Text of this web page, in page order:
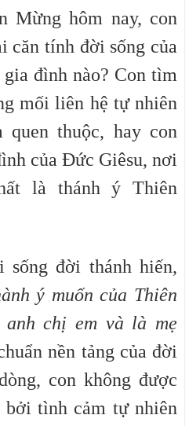
Mừng hôm nay, con
căn tính đời sống của
đình nào? Con tìm
mối liên hệ tự nhiên
quen thuộc, hay con
của Đức Giêsu, nơi
là thánh ý Thiên
đời thánh hiến,
ý muốn của Thiên
chị em và là mẹ
nền tảng của đời
con không được
tình cảm tự nhiên